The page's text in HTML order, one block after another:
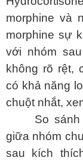
morphine và
morphine sự
với nhóm
không rõ rệt,
có khả năng
chuột nhắt,
So
giữa nhóm
sau kích